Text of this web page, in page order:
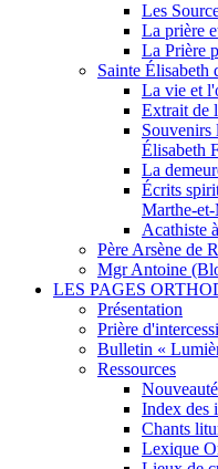
Les
La prière
La Prière
Sainte Élisabeth
La vie et
Extrait de
Souvenirs
Élisabeth
La
Écrits
Marthe-
Acathiste
Père Arsène de
Mgr Antoine
LES PAGES
Présentation
Prière
Bulletin «
Ressources
Index des
Chants
Lexique